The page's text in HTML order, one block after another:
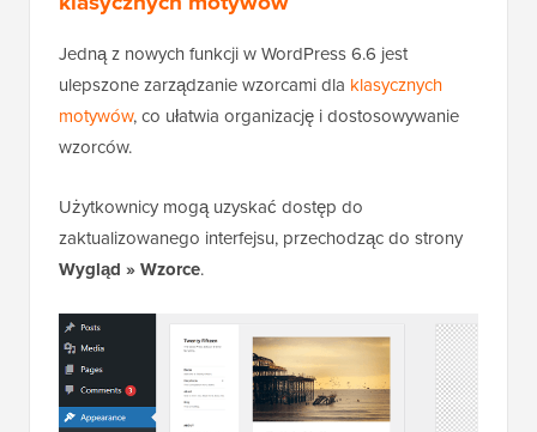
Jedną z nowych funkcji w WordPress 6.6 jest
ulepszone zarządzanie wzorcami dla klasycznych
motywów, co ułatwia organizację i dostosowywanie
wzorców.
Użytkownicy mogą uzyskać dostęp do
zaktualizowanego interfejsu, przechodząc do strony
Wygląd » Wzorce.